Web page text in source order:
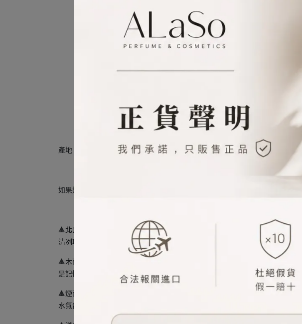
產地︰法國
如果迷失在CHLOE的仙境花園系列中，那這一盒可以讓我完全埋進在這溫柔仙
🔺北國雪松
清冽幹凈的雪松與香根草點綴著花園里冷冷的溫柔的花香，並不凜冽，是一瓶
🔺木蘭詩語
是記憶中清新的白玉蘭花香，味道很還原。清透含蓄，底蘊中含有絲這奈香，
🔺煙雨茉莉
水氣氥覆的清甜茉莉，仿佛撐著一把油紙傘浸步江南小巷，路邊是一排排茉莉